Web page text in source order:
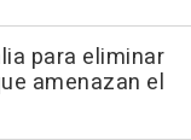
para eliminar
amenazan el